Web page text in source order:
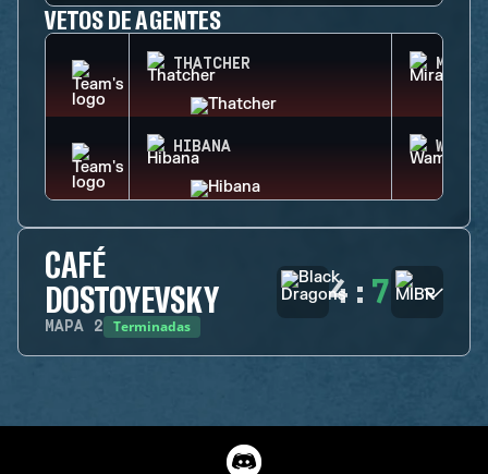
VETOS DE AGENTES
THATCHER MIRA
HIBANA WAMAI
CAFÉ
DOSTOYEVSKY
MAPA 2 Terminadas
4 : 7